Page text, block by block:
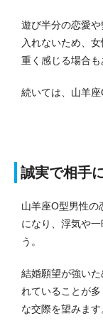
遊び半分の恋愛
入れないため、
重く感じる場合も
続いては、山羊座
誠実で相手
山羊座O型男性の
になり、浮気や
う。
結婚願望が強い
れていることが
な交際を望みます